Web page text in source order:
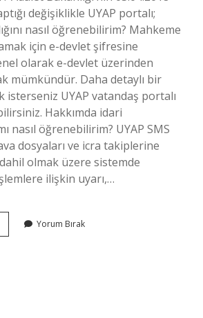
değişiklikle UYAP portalı;
nasıl öğrenebilirim? Mahkeme
için e-devlet şifresine
olarak e-devlet üzerinden
mümkündür. Daha detaylı bir
UYAP vatandaş portalı
Hakkımda idari
nasıl öğrenebilirim? UYAP SMS
dosyaları ve icra takiplerine
olmak üzere sistemde
ilişkin uyarı,…
SoruşturmamYorum Bırak